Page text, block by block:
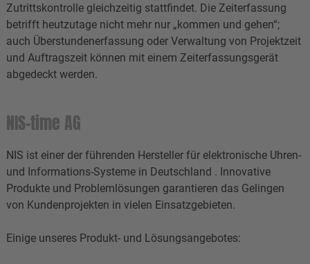
Zutrittskontrolle gleichzeitig stattfindet. Die Zeiterfassung
betrifft heutzutage nicht mehr nur „kommen und gehen“;
auch Überstundenerfassung oder Verwaltung von Projektzeit
und Auftragszeit können mit einem Zeiterfassungsgerät
abgedeckt werden.
NIS-time AG
NIS ist einer der führenden Hersteller für elektronische Uhren-
und Informations-Systeme in Deutschland . Innovative
Produkte und Problemlösungen garantieren das Gelingen
von Kundenprojekten in vielen Einsatzgebieten.
Einige unseres Produkt- und Lösungsangebotes: